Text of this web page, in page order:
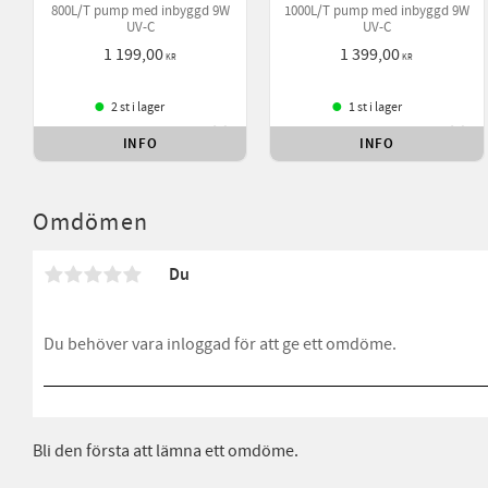
Omdömen
Du
Bli den första att lämna ett omdöme.
800L/T pump med inbyggd 9W
UV-C
1 199,00KR
2 st i lager
INFO
1000L/T pump med inbyggd 9W
UV-C
1 399,00KR
1 st i lager
INFO